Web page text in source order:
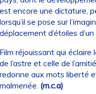
encore une dictature,
se pose sur
d’étoiles
réjouissant qui éclaire
l’astre et celle de
aux mots liberté
(m.c.a)